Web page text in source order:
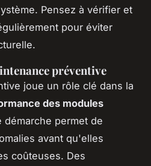
Pensez à vérifier et
pour éviter
préventive
joue un rôle clé dans la
des modules
démarche permet de
avant qu'elles
coûteuses. Des